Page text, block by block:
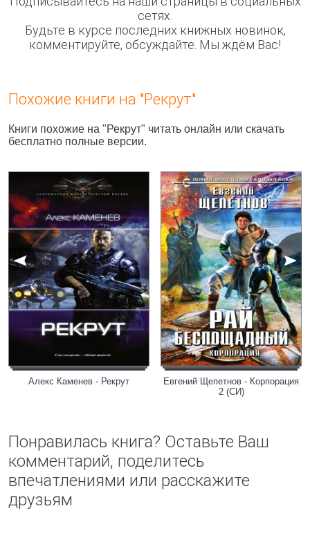
сетях.
Будьте в курсе последних книжных новинок,
комментируйте, обсуждайте. Мы ждём Вас!
Похожие книги на "Рекрут"
Книги похожие на "Рекрут" читать онлайн или скачать
бесплатно полные версии.
Алекс Каменев - Рекрут
Евгений Щепетнов - Корпорация
2 (СИ)
Понравилась книга? Оставьте Ваш
комментарий, поделитесь
впечатлениями или расскажите
друзьям